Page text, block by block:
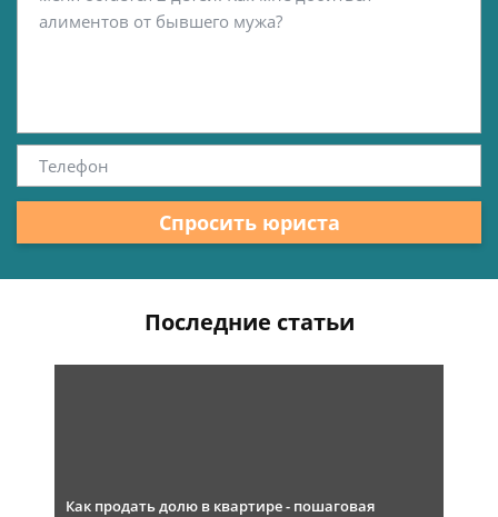
Спросить юриста
Последние статьи
Как продать долю в квартире - пошаговая